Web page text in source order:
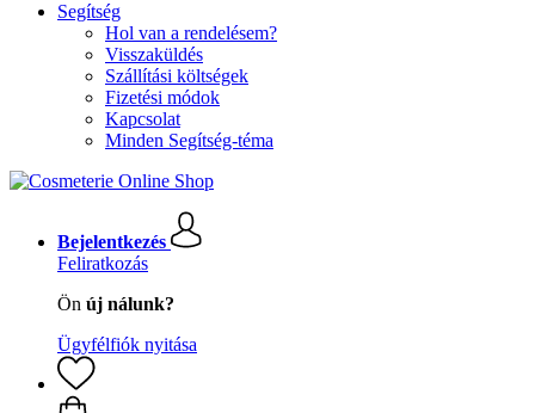
Segítség
Hol van a rendelésem?
Visszaküldés
Szállítási költségek
Fizetési módok
Kapcsolat
Minden Segítség-téma
Bejelentkezés
Feliratkozás
Ön új nálunk?
Ügyfélfiók nyitása